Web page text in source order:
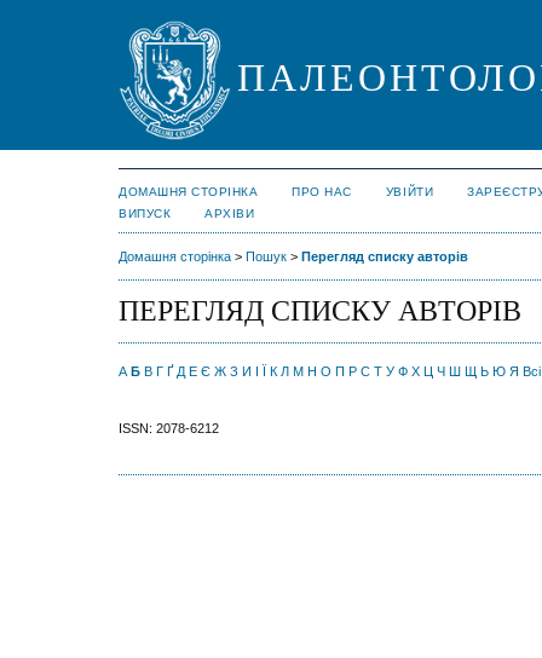
ДОМАШНЯ СТОРІНКА ПРО НАС УВІЙТИ
ВИПУСК
АРХІВИ
Домашня сторінка > Пошук > Перегляд списку авторів
ПЕРЕГЛЯД СПИСКУ АВТОРІВ
А Б В Г Ґ Д Е Є Ж З И І Ї К Л М Н О П Р С Т У Ф Х Ц Ч Ш Щ Ь Ю Я Всі
ISSN: 2078-6212